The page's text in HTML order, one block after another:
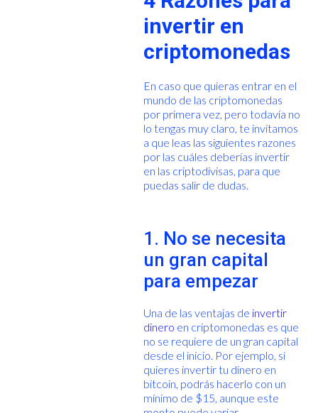
invertir en
criptomonedas
En caso que quieras entrar en el
mundo de las criptomonedas
por primera vez, pero todavía no
lo tengas muy claro, te invitamos
a que leas las siguientes razones
por las cuáles deberías invertir
en las criptodivisas, para que
puedas salir de dudas.
1. No se necesita
un gran capital
para empezar
Una de las ventajas de invertir
dinero en criptomonedas es que
no se requiere de un gran capital
desde el inicio. Por ejemplo, si
quieres invertir tu dinero en
bitcoin, podrás hacerlo con un
mínimo de $15, aunque este